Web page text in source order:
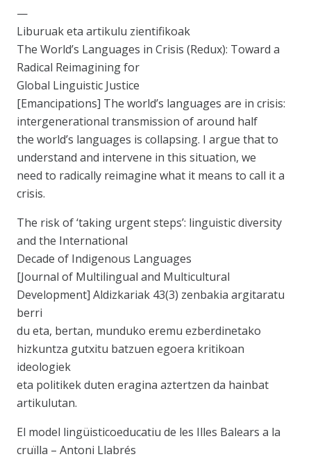
—
Liburuak eta artikulu zientifikoak
The World’s Languages in Crisis (Redux): Toward a
Radical Reimagining for
Global Linguistic Justice
[Emancipations] The world’s languages are in crisis:
intergenerational transmission of around half
the world’s languages is collapsing. I argue that to
understand and intervene in this situation, we
need to radically reimagine what it means to call it a
crisis.
The risk of ‘taking urgent steps’: linguistic diversity
and the International
Decade of Indigenous Languages
[Journal of Multilingual and Multicultural
Development] Aldizkariak 43(3) zenbakia argitaratu
berri
du eta, bertan, munduko eremu ezberdinetako
hizkuntza gutxitu batzuen egoera kritikoan
ideologiek
eta politikek duten eragina aztertzen da hainbat
artikulutan.
El model lingüisticoeducatiu de les Illes Balears a la
cruïlla – Antoni Llabrés